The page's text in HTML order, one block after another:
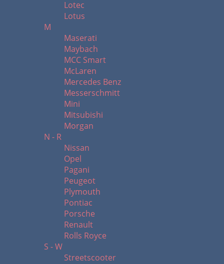
Lotec
Lotus
M
Maserati
Maybach
MCC Smart
McLaren
Mercedes Benz
Messerschmitt
Mini
Mitsubishi
Morgan
N - R
Nissan
Opel
Pagani
Peugeot
Plymouth
Pontiac
Porsche
Renault
Rolls Royce
S - W
Streetscooter